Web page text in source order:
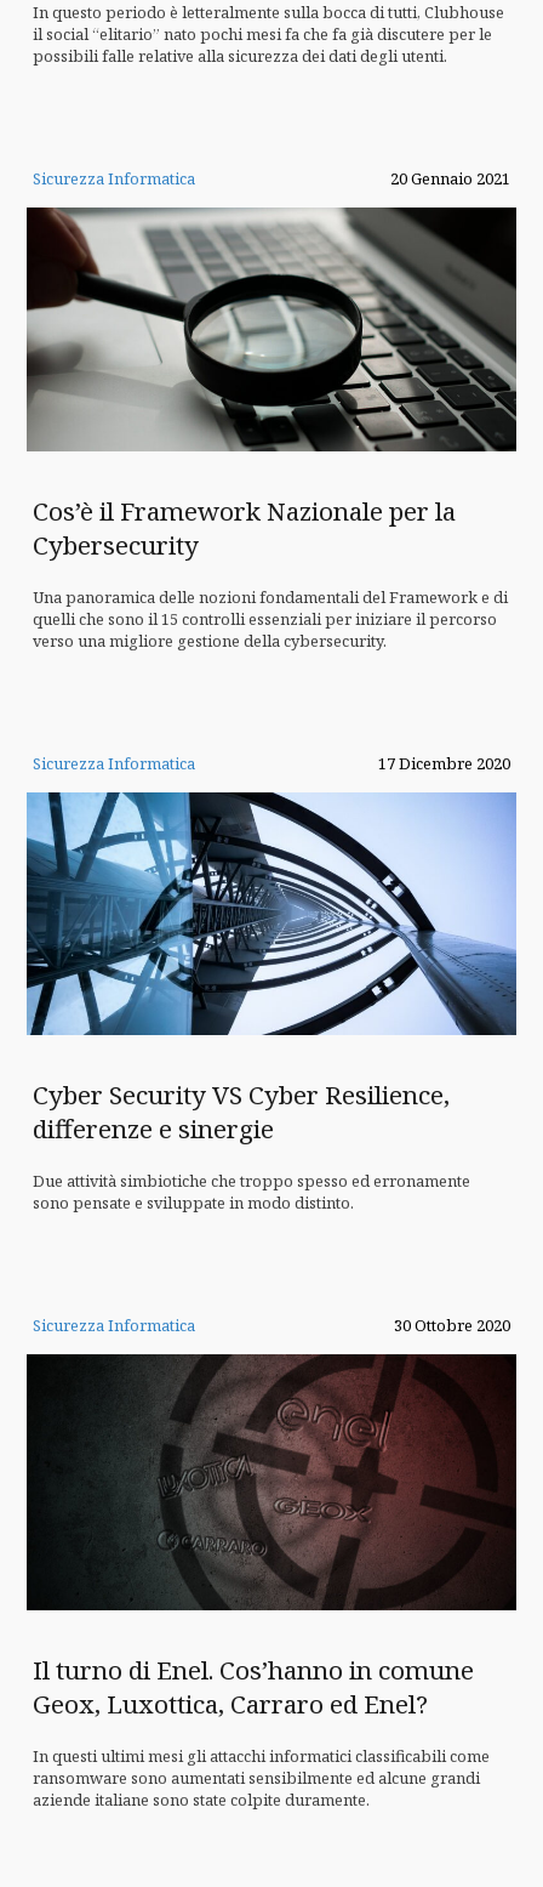
In questo periodo è letteralmente sulla bocca di tutti, Clubhouse
il social “elitario” nato pochi mesi fa che fa già discutere per le
possibili falle relative alla sicurezza dei dati degli utenti.
Sicurezza Informatica 20 Gennaio 2021
Cos’è il Framework Nazionale per la
Cybersecurity
Una panoramica delle nozioni fondamentali del Framework e di
quelli che sono il 15 controlli essenziali per iniziare il percorso
verso una migliore gestione della cybersecurity.
Sicurezza Informatica 17 Dicembre 2020
Cyber Security VS Cyber Resilience,
differenze e sinergie
Due attività simbiotiche che troppo spesso ed erronamente
sono pensate e sviluppate in modo distinto.
Sicurezza Informatica 30 Ottobre 2020
Il turno di Enel. Cos’hanno in comune
Geox, Luxottica, Carraro ed Enel?
In questi ultimi mesi gli attacchi informatici classificabili come
ransomware sono aumentati sensibilmente ed alcune grandi
aziende italiane sono state colpite duramente.